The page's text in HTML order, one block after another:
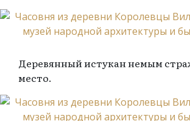
Деревянный истукан немым
место.